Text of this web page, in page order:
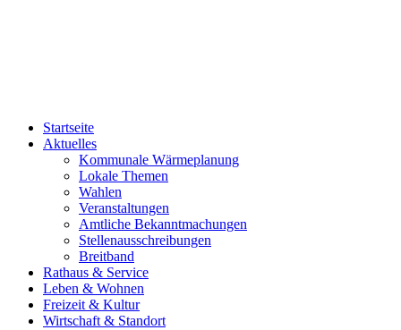
Startseite
Aktuelles
Kommunale Wärmeplanung
Lokale Themen
Wahlen
Veranstaltungen
Amtliche Bekanntmachungen
Stellenausschreibungen
Breitband
Rathaus & Service
Leben & Wohnen
Freizeit & Kultur
Wirtschaft & Standort